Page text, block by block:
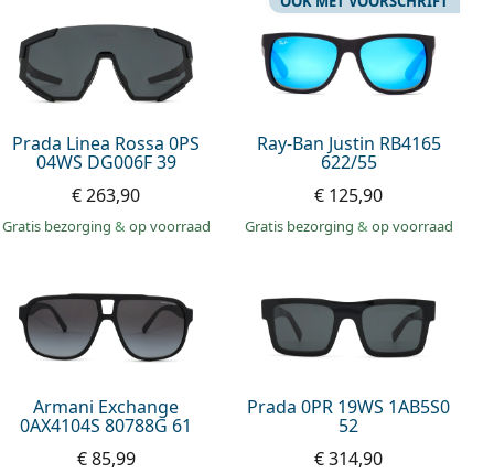
Prada Linea Rossa 0PS
04WS DG006F 39
€ 263,90
Gratis bezorging & op voorraad
Ray-Ban Justin RB4165
622/55
€ 125,90
Gratis bezorging & op voorraad
Armani Exchange
0AX4104S 80788G 61
€ 85,99
Prada 0PR 19WS 1AB5S0
52
€ 314,90